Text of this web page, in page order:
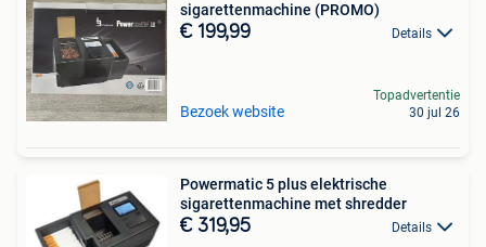
sigarettenmachine (PROMO)
€ 199,99 Details
Bezoek website
Topadvertentie
30 jul 26
Powermatic 5 plus elektrische
sigarettenmachine met shredder
€ 319,95 Details